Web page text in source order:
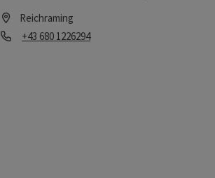
Kontrollraum, in dem man die Himmelsobjekte
werden gerne auch Fragen zum Thema
Reichraming
Telefon
+43 680 1226294